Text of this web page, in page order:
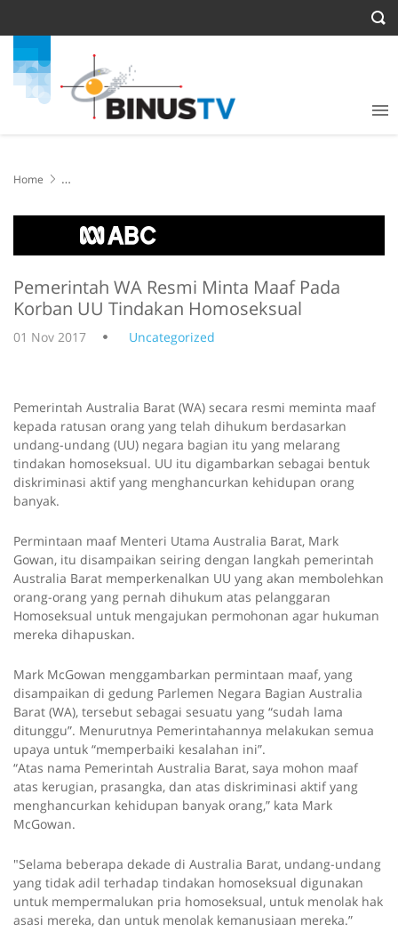
Home
Homoseksual
Pemerintah WA Resmi Minta Maaf Pada
Korban UU Tindakan Homoseksual
01 Nov 2017 Uncategorized
Pemerintah Australia Barat (WA) secara resmi meminta maaf
kepada ratusan orang yang telah dihukum berdasarkan
undang-undang (UU) negara bagian itu yang melarang
tindakan homoseksual. UU itu digambarkan sebagai bentuk
diskriminasi aktif yang menghancurkan kehidupan orang
banyak.
Permintaan maaf Menteri Utama Australia Barat, Mark
Gowan, itu disampaikan seiring dengan langkah pemerintah
Australia Barat memperkenalkan UU yang akan membolehkan
orang-orang yang pernah dihukum atas pelanggaran
Homoseksual untuk mengajukan permohonan agar hukuman
mereka dihapuskan.
Mark McGowan menggambarkan permintaan maaf, yang
disampaikan di gedung Parlemen Negara Bagian Australia
Barat (WA), tersebut sebagai sesuatu yang “sudah lama
ditunggu”. Menurutnya Pemerintahannya melakukan semua
upaya untuk “memperbaiki kesalahan ini”.
“Atas nama Pemerintah Australia Barat, saya mohon maaf
atas kerugian, prasangka, dan atas diskriminasi aktif yang
menghancurkan kehidupan banyak orang,” kata Mark
McGowan.
"Selama beberapa dekade di Australia Barat, undang-undang
yang tidak adil terhadap tindakan homoseksual digunakan
untuk mempermalukan pria homoseksual, untuk menolak hak
asasi mereka, dan untuk menolak kemanusiaan mereka.”